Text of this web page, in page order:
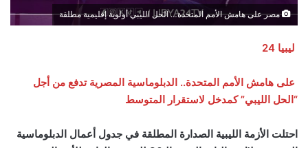
مصر على هامش الأمم المتحدة… الحل الليبي أولوية إقليمية مطلقة
ليبيا 24
على هامش الأمم المتحدة.. الدبلوماسية المصرية تدفع من أجل
“الحل الليبي” كمدخل لاستقرار المتوسط
احتلت الأزمة الليبية الصدارة المطلقة في جدول أعمال الدبلوماسية